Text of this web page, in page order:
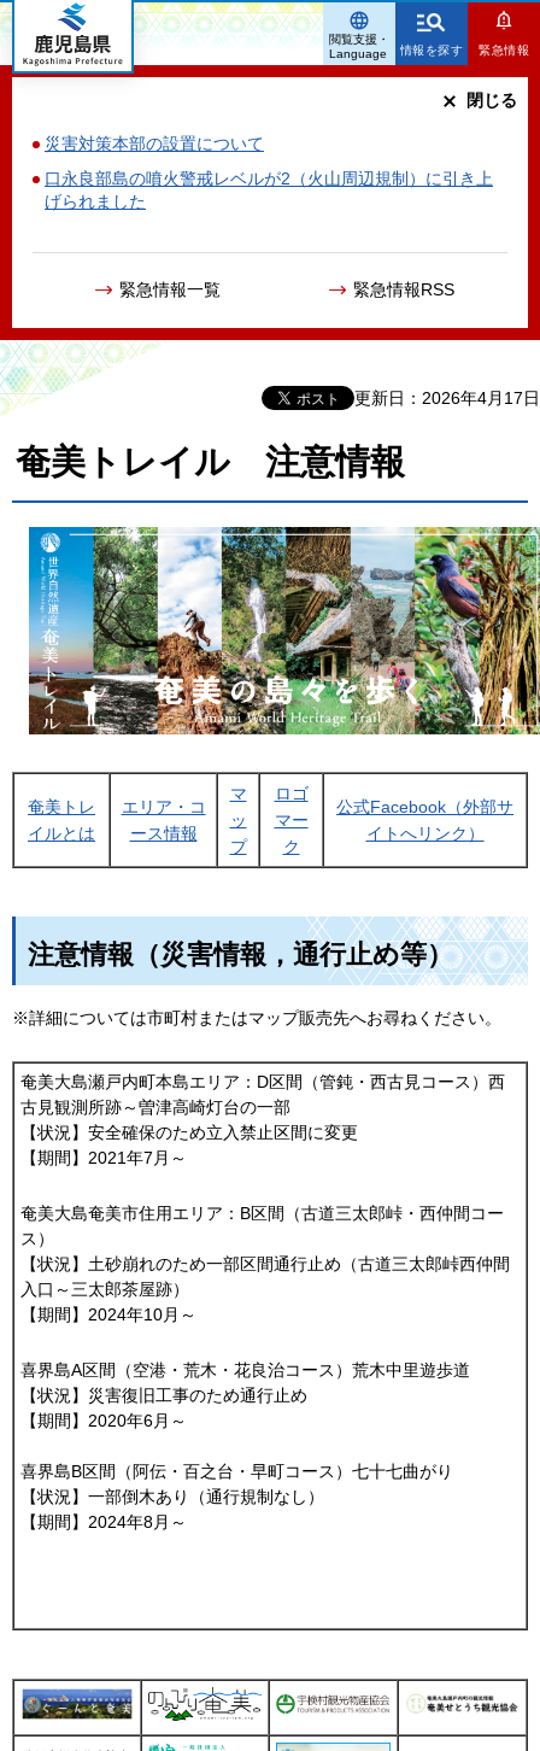
鹿児島県
情報を探す 緊急情報
災害対策本部の設置について
口永良部島の噴火警戒レベルが2（火山周辺規制）に引き上
げられました
緊急情報一覧 緊急情報RSS
閉じる
閲覧支援・
Language
更新日：2026年4月17日
奄美トレイル 注意情報
奄美トレ
イルとは
エリア・コ
ース情報
マ
ッ
プ
ロゴ
マー
ク
公式Facebook（外部サ
イトへリンク）
注意情報（災害情報，通行止め等）
※詳細については市町村またはマップ販売先へお尋ねください。
奄美大島瀬戸内町本島エリア：D区間（管鈍・西古見コース）西
古見観測所跡～曽津高崎灯台の一部
【状況】安全確保のため立入禁止区間に変更
【期間】2021年7月～
奄美大島奄美市住用エリア：B区間（古道三太郎峠・西仲間コー
ス）
【状況】土砂崩れのため一部区間通行止め（古道三太郎峠西仲間
入口～三太郎茶屋跡）
【期間】2024年10月～
喜界島A区間（空港・荒木・花良治コース）荒木中里遊歩道
【状況】災害復旧工事のため通行止め
【期間】2020年6月～
喜界島B区間（阿伝・百之台・早町コース）七十七曲がり
【状況】一部倒木あり（通行規制なし）
【期間】2024年8月～